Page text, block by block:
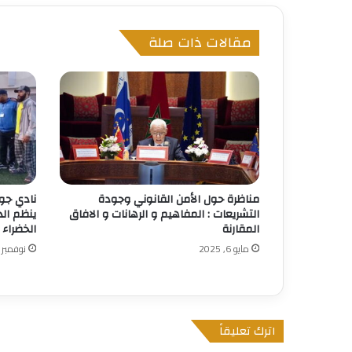
مقالات ذات صلة
مناظرة حول الأمن القانوني وجودة
التشريعات : المفاهيم و الرهانات و الافاق
المقارنة
مايو 6, 2025
نادي
ينظم
نوفمبر 8, 2025
اترك تعليقاً